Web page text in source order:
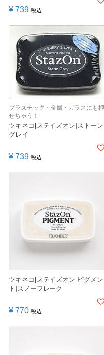
¥ 739 税込
プラスチック・金属・ガラスにも押
せちゃう！
ツキネコ[ステイズオン]ストーン
グレイ
¥ 739 税込
ツキネコ[ステイズオン ピグメン
ト]スノーフレーク
¥ 770 税込